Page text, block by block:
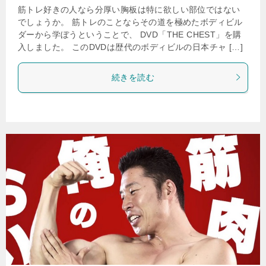
筋トレ好きの人なら分厚い胸板は特に欲しい部位ではない
でしょうか。 筋トレのことならその道を極めたボディビル
ダーから学ぼうということで、 DVD「THE CHEST」を購
入しました。 このDVDは歴代のボディビルの日本チャ […]
続きを読む